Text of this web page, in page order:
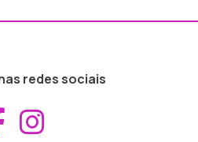
redes sociais
Aceder ao